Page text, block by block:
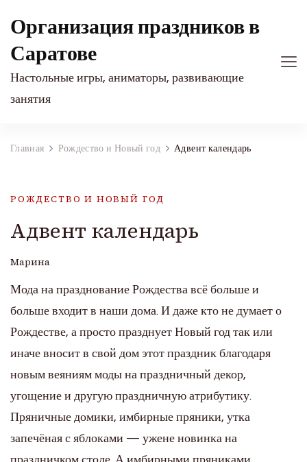
Организация праздников в
Саратове
Настольные игры, аниматоры, развивающие
занятия
Главная Рождество и Новый год Адвент календарь
РОЖДЕСТВО И НОВЫЙ ГОД
Адвент календарь
Марина
Мода на празднование Рождества всё больше и
больше входит в наши дома. И даже кто не думает о
Рождестве, а просто празднует Новый год так или
иначе вносит в свой дом этот праздник благодаря
новым веяниям моды на праздничный декор,
угощение и другую праздничную атрибутику.
Пряничные домики, имбирные пряники, утка
запечёная с яблоками — ужене новинка на